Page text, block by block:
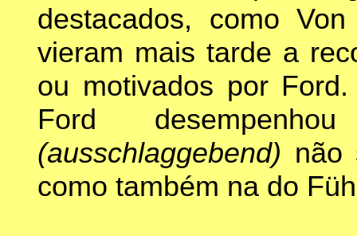
destacados, como
vieram mais tarde a
ou motivados por
Ford
(ausschlaggebend) não
como também na do